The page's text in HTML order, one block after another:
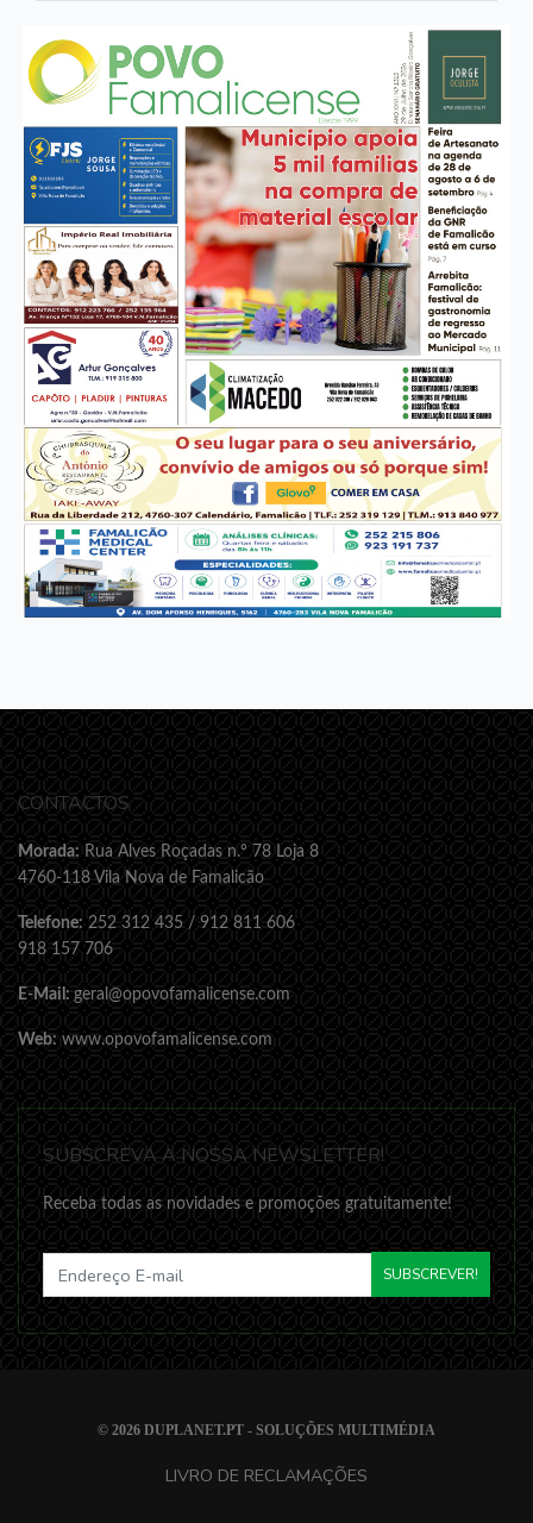
CONTACTOS
Morada: Rua Alves Roçadas n.º 78 Loja 8
4760-118 Vila Nova de Famalicão
Telefone: 252 312 435 / 912 811 606
918 157 706
E-Mail: geral@opovofamalicense.com
Web: www.opovofamalicense.com
SUBSCREVA A NOSSA NEWSLETTER!
Receba todas as novidades e promoções gratuitamente!
SUBSCREVER!
© 2026 DUPLANET.PT - SOLUÇÕES MULTIMÉDIA
LIVRO DE RECLAMAÇÕES